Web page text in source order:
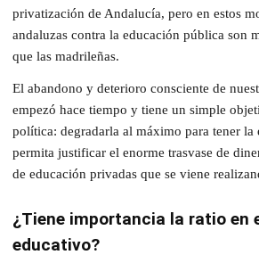
privatización de Andalucía, pero en estos
andaluzas contra la educación pública son
que las madrileñas.
El abandono y deterioro consciente de
empezó hace tiempo y tiene un simple
política: degradarla al máximo para tener la
permita justificar el enorme trasvase de
de educación privadas que se viene
¿Tiene importancia la ratio en
educativo?